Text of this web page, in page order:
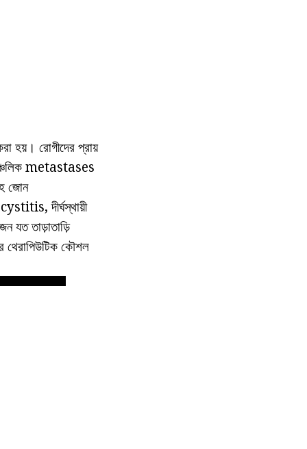
হয়। রোগীদের প্রায়
metastases
জোন
দীর্ঘস্থায়ী
যত তাড়াতাড়ি
থেরাপিউটিক কৌশল